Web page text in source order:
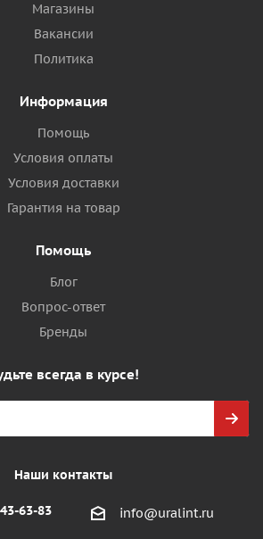
Магазины
Вакансии
Политика
Информация
Помощь
Условия оплаты
Условия доставки
Гарантия на товар
Помощь
Блог
Вопрос-ответ
Бренды
всегда в курсе!
Наши контакты
63-83 info@uralint.ru